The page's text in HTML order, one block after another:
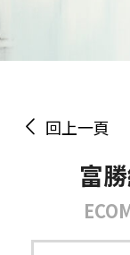
回上一頁
富